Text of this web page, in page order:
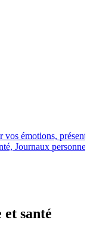
vos émotions,
Journaux
et santé